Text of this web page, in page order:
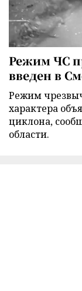
Режим ЧС
введен в
Режим
характера
циклона,
области.